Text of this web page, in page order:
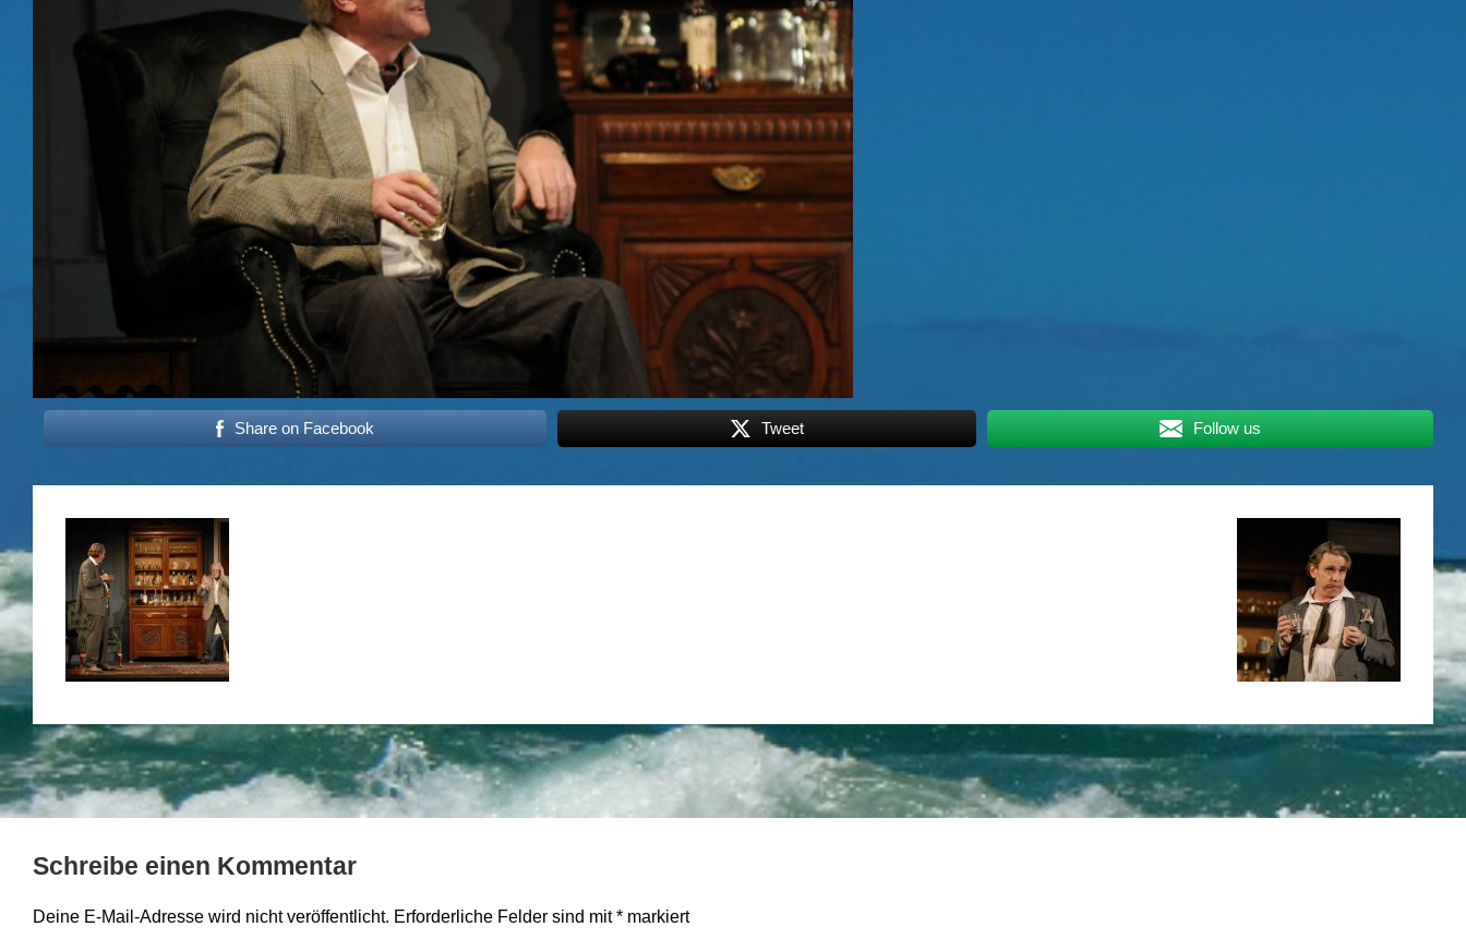
Share on Facebook Tweet Follow us
Schreibe einen Kommentar
Deine E-Mail-Adresse wird nicht veröffentlicht. Erforderliche Felder sind mit* markiert